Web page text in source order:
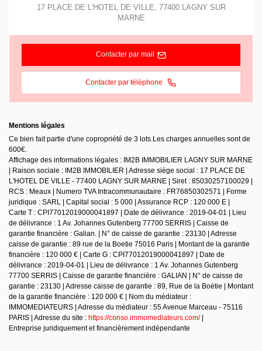
17 PLACE DE L'HOTEL DE VILLE, 77400 LAGNY SUR
MARNE
Contacter par mail
Contacter par téléphone
Mentions légales
Ce bien fait partie d'une copropriété de 3 lots.Les charges annuelles sont de
600€.
Affichage des informations légales : IM2B IMMOBILIER LAGNY SUR MARNE
| Raison sociale : IM2B IMMOBILIER | Adresse siège social : 17 PLACE DE
L'HOTEL DE VILLE - 77400 LAGNY SUR MARNE | Siret : 85030257100029 |
RCS : Meaux | Numero TVA Intracommunautaire : FR76850302571 | Forme
juridique : SARL | Capital social : 5 000 | Assurance RCP : 120 000 E |
Carte T : CPI77012019000041897 | Date de délivrance : 2019-04-01 | Lieu
de délivrance : 1 Av. Johannes Gutenberg 77700 SERRIS | Caisse de
garantie financière : Galian. | N° de caisse de garantie : 23130 | Adresse
caisse de garantie : 89 rue de la Boetie 75016 Paris | Montant de la garantie
financière : 120 000 € | Carte G : CPI77012019000041897 | Date de
délivrance : 2019-04-01 | Lieu de délivrance : 1 Av. Johannes Gutenberg
77700 SERRIS | Caisse de garantie financière : GALIAN | N° de caisse de
garantie : 23130 | Adresse caisse de garantie : 89, Rue de la Boétie | Montant
de la garantie financière : 120 000 € | Nom du médiateur :
IMMOMEDIATEURS | Adresse du médiateur : 55 Avenue Marceau - 75116
PARIS | Adresse du site : https://conso.immomediateurs.com/|
Entreprise juridiquement et financièrement indépendante